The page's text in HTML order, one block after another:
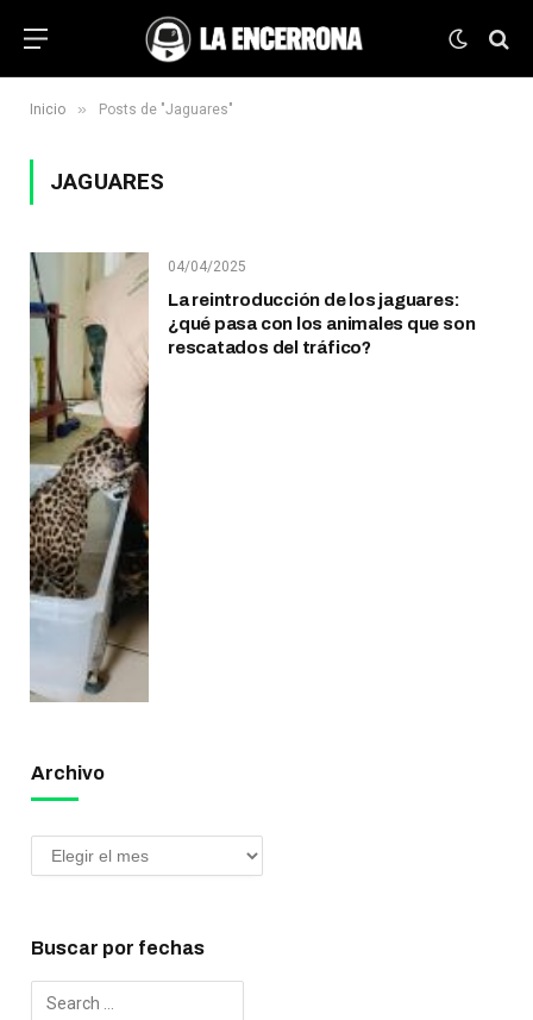
Inicio » Posts de "Jaguares"
JAGUARES
04/04/2025
La reintroducción de los jaguares:
¿qué pasa con los animales que son
rescatados del tráfico?
Archivo
Buscar por fechas